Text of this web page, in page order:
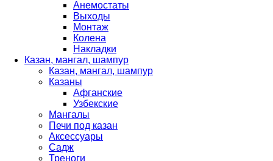
Анемостаты
Выходы
Монтаж
Колена
Накладки
Казан, мангал, шампур
Казан, мангал, шампур
Казаны
Афганские
Узбекские
Мангалы
Печи под казан
Аксессуары
Садж
Треноги